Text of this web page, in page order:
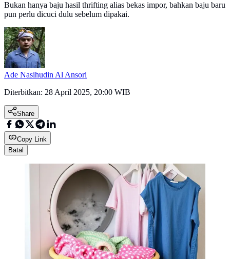
Bukan hanya baju hasil thrifting alias bekas impor, bahkan baju baru
pun perlu dicuci dulu sebelum dipakai.
Ade Nasihudin Al Ansori
Diterbitkan: 28 April 2025, 20:00 WIB
Share
Copy Link
Batal